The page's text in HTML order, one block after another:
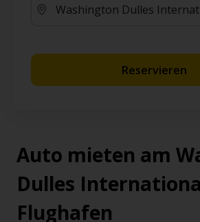
Reservieren
Auto mieten am
Dulles
Flughafen